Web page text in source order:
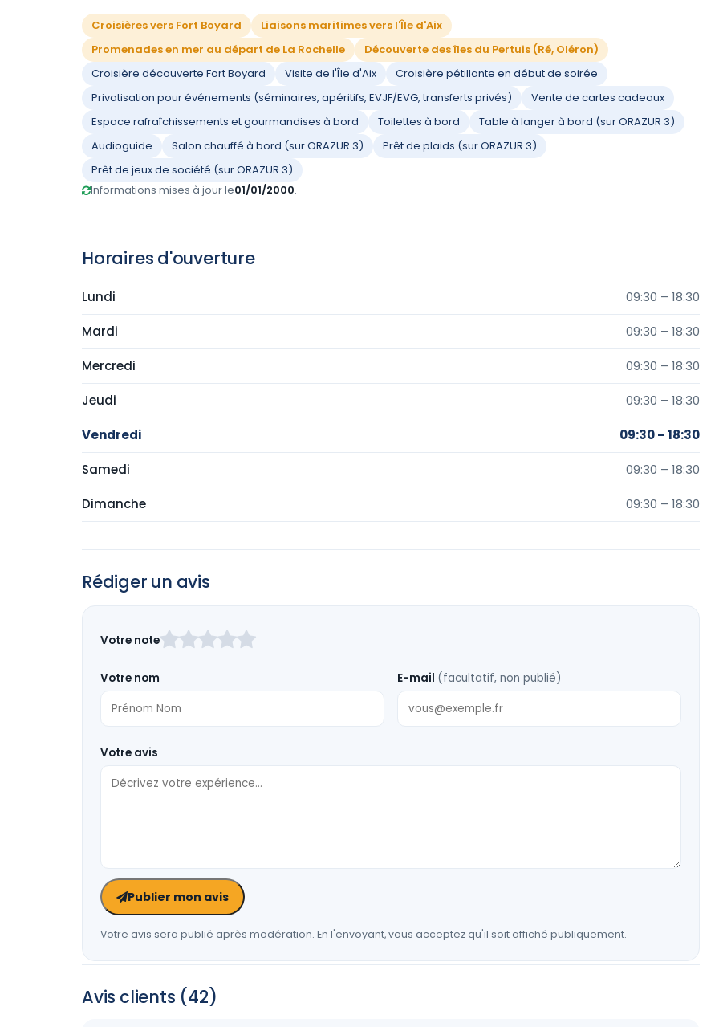
Croisières vers Fort Boyard
Liaisons maritimes vers l'Île d'Aix
Promenades en mer au départ de La Rochelle
Découverte des îles du Pertuis (Ré, Oléron)
Croisière découverte Fort Boyard
Visite de l'Île d'Aix
Croisière pétillante en début de soirée
Privatisation pour événements (séminaires, apéritifs, EVJF/EVG, transferts privés)
Vente de cartes cadeaux
Espace rafraîchissements et gourmandises à bord
Toilettes à bord
Table à langer à bord (sur ORAZUR 3)
Audioguide
Salon chauffé à bord (sur ORAZUR 3)
Prêt de plaids (sur ORAZUR 3)
Prêt de jeux de société (sur ORAZUR 3)
Informations mises à jour le01/01/2000.
Horaires d'ouverture
Lundi 09:30 – 18:30
Mardi 09:30 – 18:30
Mercredi 09:30 – 18:30
Jeudi 09:30 – 18:30
Vendredi 09:30 – 18:30
Samedi 09:30 – 18:30
Dimanche 09:30 – 18:30
Rédiger un avis
ce
vide
Votre note
Votre nom E-mail (facultatif, non publié)
Votre avis
Publier mon avis
Votre avis sera publié après modération. En l'envoyant, vous acceptez qu'il soit affiché publiquement.
Avis clients (42)